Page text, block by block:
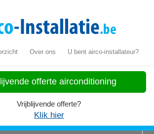
Over ons U bent airco-installateur?
offerte airconditioning
Vrijblijvende offerte?
Klik hier